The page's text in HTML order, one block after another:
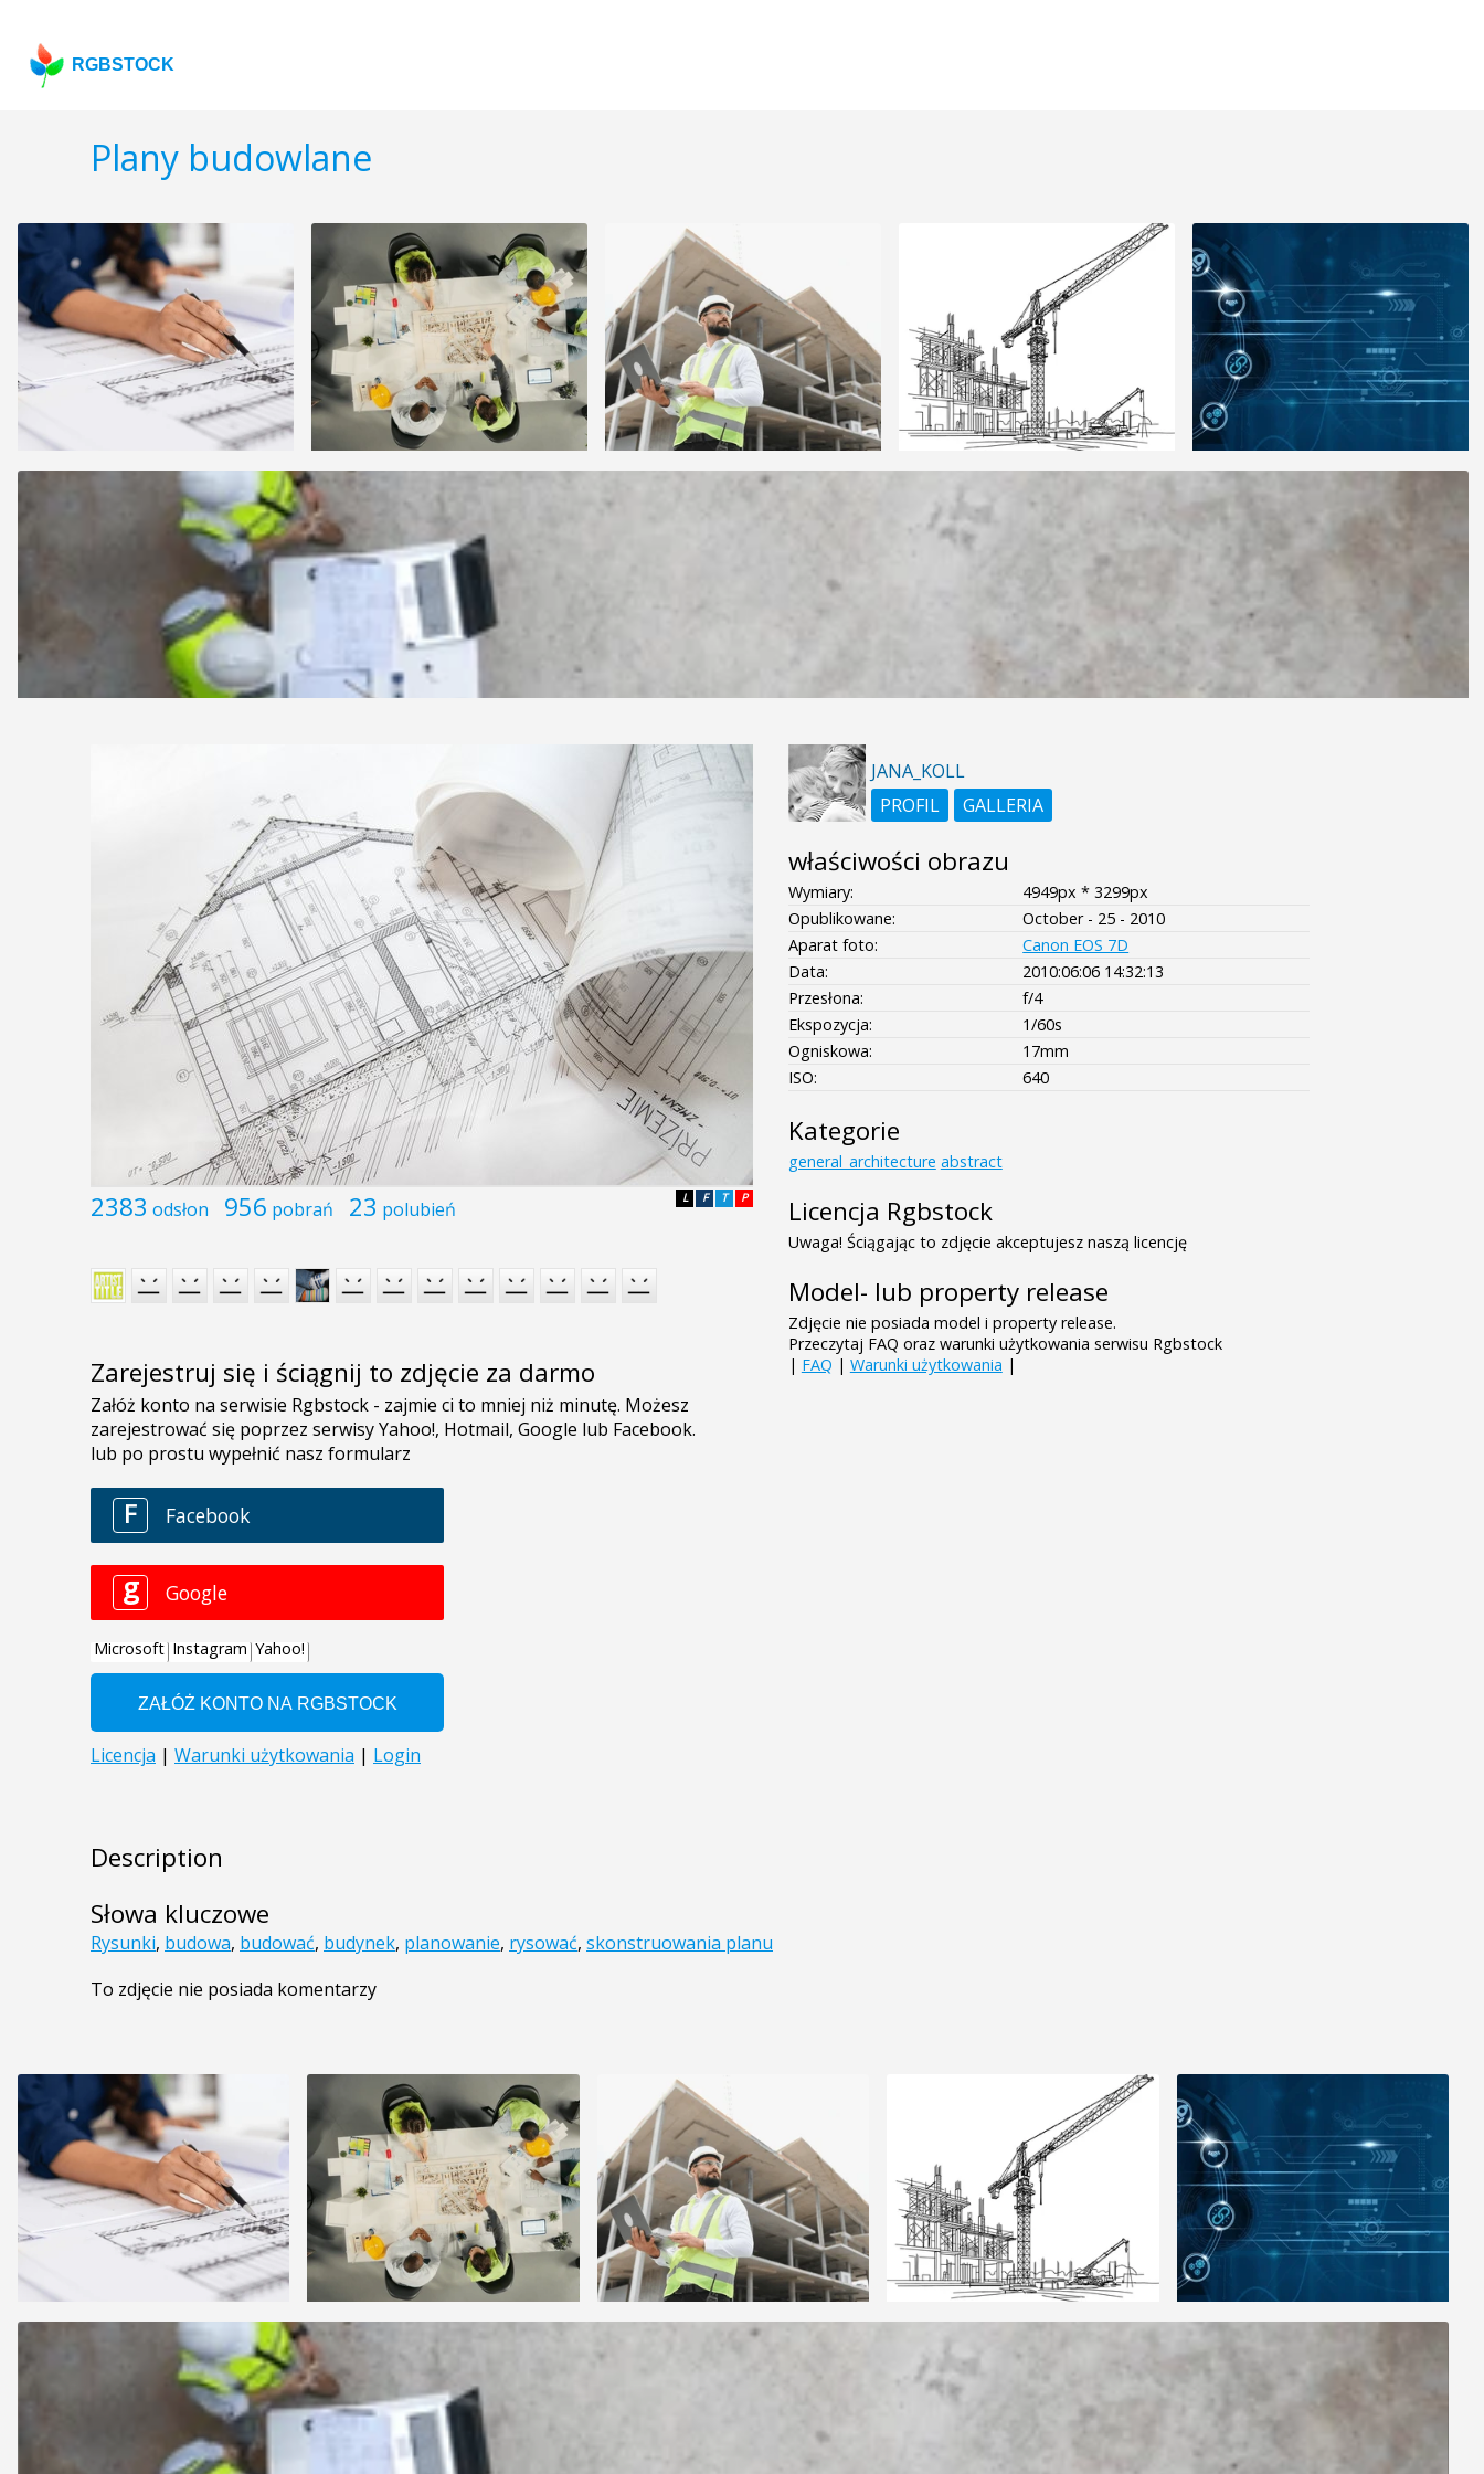
RGBSTOCK
Plany budowlane
2383 odsłon 956 pobrań 23 polubień P
T
F
L
Zarejestruj się i ściągnij to zdjęcie za darmo
Description
Słowa kluczowe
Rysunki, budowa, budować, budynek, planowanie, rysować, skonstruowania planu
To zdjęcie nie posiada komentarzy
JANA_KOLL
PROFIL
GALLERIA
właściwości obrazu
Wymiary:
4949px * 3299px
Opublikowane:
October - 25 - 2010
Aparat foto:
Canon EOS 7D
Data:
2010:06:06 14:32:13
Przesłona:
f/4
Ekspozycja:
1/60s
Ogniskowa:
17mm
ISO:
640
Kategorie
general_architecture abstract
Licencja Rgbstock
Uwaga! Ściągając to zdjęcie akceptujesz naszą licencję
Model- lub property release
Zdjęcie nie posiada model i property release.
Przeczytaj FAQ oraz warunki użytkowania serwisu Rgbstock
| FAQ | Warunki użytkowania |